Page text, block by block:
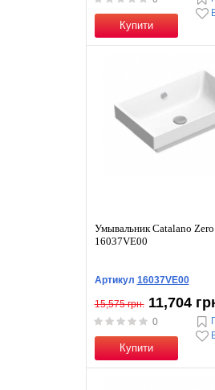
Купити
Умывальник Catalano
16037VE00
Артикул 16037VE00
15,575 грн. 11,704
0
Купити